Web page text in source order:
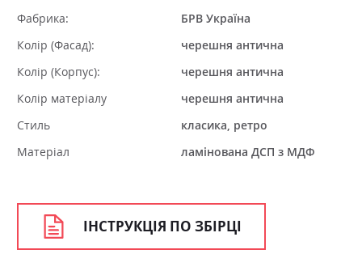
Фабрика:
БРВ Україна
Колір (Фасад):
черешня антична
Колір (Корпус):
черешня антична
Колір матеріалу
черешня антична
Стиль
класика, ретро
Матеріал
ламінована ДСП з МДФ
ІНСТРУКЦІЯ ПО ЗБІРЦІ